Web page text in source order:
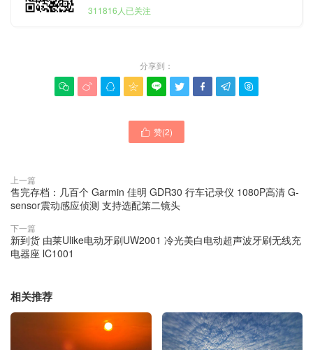
311816人已关注
分享到：
        
 赞(2)
上一篇
售完存档：几百个 Garmin 佳明 GDR30 行车记录仪 1080P高清 G-
sensor震动感应侦测 支持选配第二镜头
下一篇
新到货 由莱Ulike电动牙刷UW2001 冷光美白电动超声波牙刷无线充
电器座 lC1001
相关推荐